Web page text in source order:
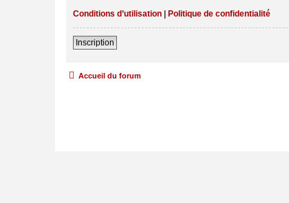
Conditions d’utilisation | Politique de confidentialité
Inscription
Accueil du forum